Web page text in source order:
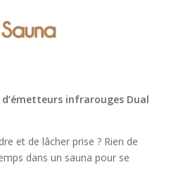
:
infrarouges Dual
et de lâcher prise ? Rien de
dans un sauna pour se